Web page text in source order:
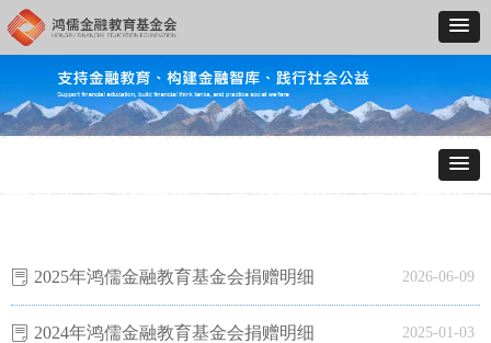
2026-06-09
ꂓ 2025年鸿儒金融教育基金会捐赠明细
2025-01-03
ꂓ 2024年鸿儒金融教育基金会捐赠明细